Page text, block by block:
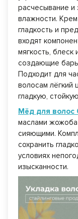
расчесывание и
влажности.
гладкость и
входят
мягкость, блеск
создающие
Подходит для
волосам лёгкий
гладкую,
Мёд для волос
маслами жожоба
сияющими.
сохранить
условиях
изысканности.